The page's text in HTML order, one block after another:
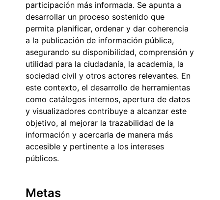
participación más informada. Se apunta a
desarrollar un proceso sostenido que
permita planificar, ordenar y dar coherencia
a la publicación de información pública,
asegurando su disponibilidad, comprensión y
utilidad para la ciudadanía, la academia, la
sociedad civil y otros actores relevantes. En
este contexto, el desarrollo de herramientas
como catálogos internos, apertura de datos
y visualizadores contribuye a alcanzar este
objetivo, al mejorar la trazabilidad de la
información y acercarla de manera más
accesible y pertinente a los intereses
públicos.
Metas